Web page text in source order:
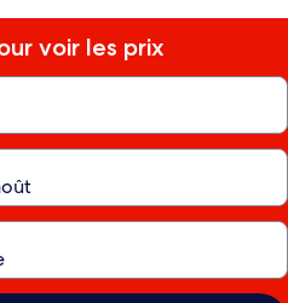
voir les prix